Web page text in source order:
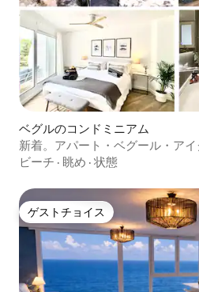
ベグルのコンドミニアム
新着。アパート・ベグール・ア
トビーチ
ビーチ · 眺め · 状態
ゲストチョイス
ゲストチョイス